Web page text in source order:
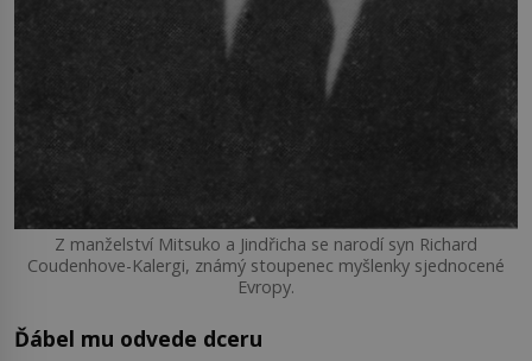
Z manželství Mitsuko a Jindřicha se narodí syn Richard
Coudenhove-Kalergi, známý stoupenec myšlenky sjednocené
Evropy.
Ďábel mu odvede dceru